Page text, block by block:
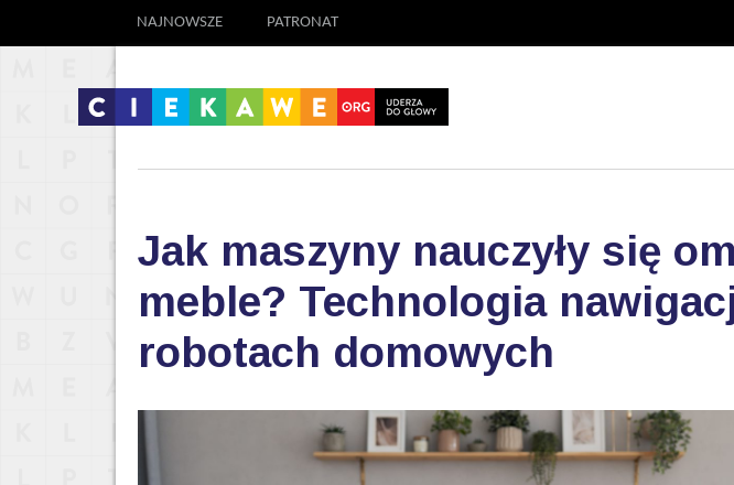
NAJNOWSZE PATRONAT
Jak maszyny nauczyły się
meble? Technologia
robotach domowych